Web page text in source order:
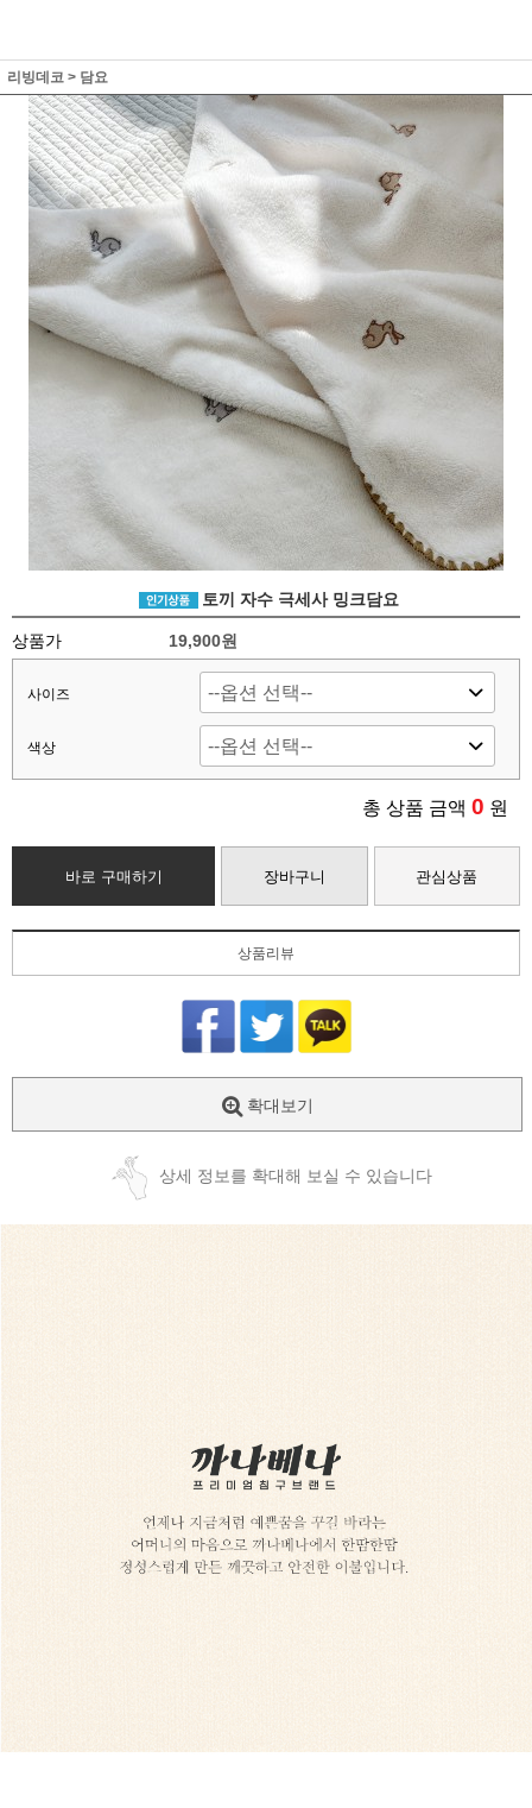
리빙데코 > 담요
토끼 자수 극세사 밍크담요
상품가 19,900원
사이즈
색상
총 상품 금액 0 원
바로 구매하기 장바구니 관심상품
상품리뷰
확대보기
상세 정보를 확대해 보실 수 있습니다